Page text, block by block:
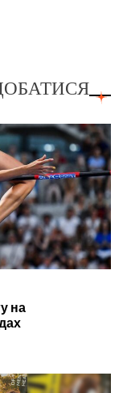
на